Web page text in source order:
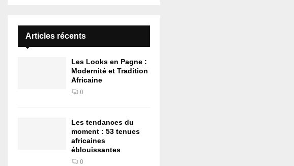
Articles récents
Les Looks en Pagne :
Modernité et Tradition
Africaine
0
Les tendances du
moment : 53 tenues
africaines
éblouissantes
0